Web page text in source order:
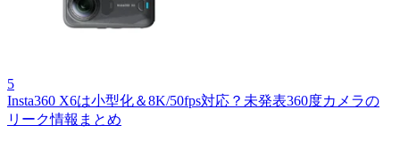
5
Insta360 X6は小型化＆8K/50fps対応？未発表360度カメラの
リーク情報まとめ